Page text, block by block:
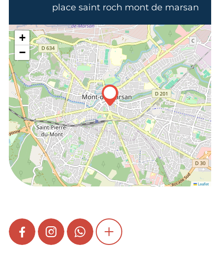
place saint roch mont de marsan
+
−
Leaflet
FACEBOOKINSTAGRAMWHATSAPPSHOW MORE